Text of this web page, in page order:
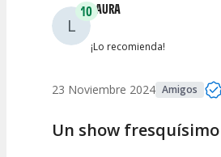
L
10LAURA
¡Lo recomienda!
23 Noviembre 2024 Amigos
Un show fresquísimo